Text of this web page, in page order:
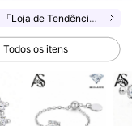
「Loja de Tendências」
Todos os itens